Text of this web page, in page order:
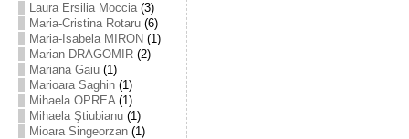
Laura Ersilia Moccia(3)
Maria-Cristina Rotaru(6)
Maria-Isabela MIRON (1)
Marian DRAGOMIR(2)
Mariana Gaiu(1)
Marioara Saghin(1)
Mihaela OPREA(1)
Mihaela Ştiubianu(1)
Mioara Singeorzan(1)